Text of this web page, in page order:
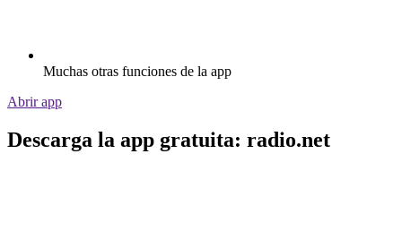
Muchas otras funciones de la app
Abrir app
Descarga la app gratuita: radio.net